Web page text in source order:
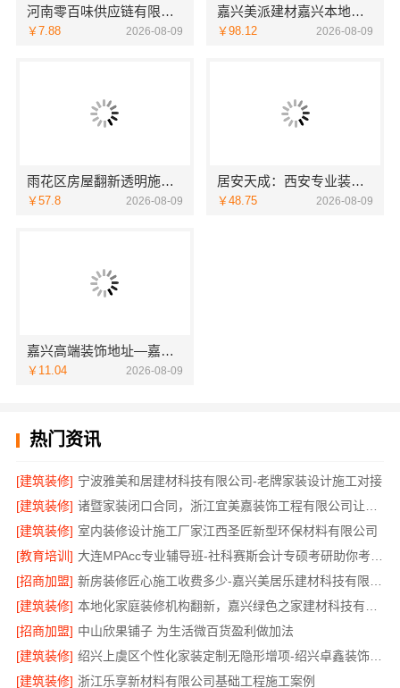
河南零百味供应链有限公司零百味低成本零食硬折扣适配全场景
￥7.88 2026-08-09
嘉兴美派建材嘉兴本地家装施工全包透明报价，闭口合同零增项
￥98.12 2026-08-09
雨花区房屋翻新透明施工湖南创益讯建筑有限公司
￥57.8 2026-08-09
居安天成：西安专业装修平层 免费量房出方案
￥48.75 2026-08-09
嘉兴高端装饰地址—嘉兴锦居装饰材料有限公司
￥11.04 2026-08-09
热门资讯
[建筑装修] 宁波雅美和居建材科技有限公司-老牌家装设计施工对接
[建筑装修]
[建筑装修] 室内装修设计施工厂家江西圣匠新型环保材料有限公司
[教育培训]
[招商加盟]
[建筑装修]
[招商加盟] 中山欣果铺子 为生活微百货盈利做加法
[建筑装修]
绍兴上虞区个性化家装定制无隐形增项-绍兴卓鑫装饰材料有限公司
[建筑装修] 浙江乐享新材料有限公司基础工程施工案例